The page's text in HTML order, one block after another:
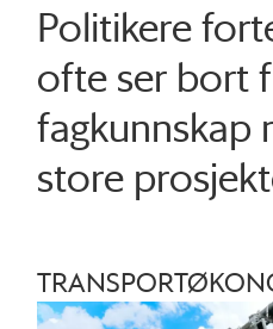
Politikere
ofte ser bort
fagkunnskap
store